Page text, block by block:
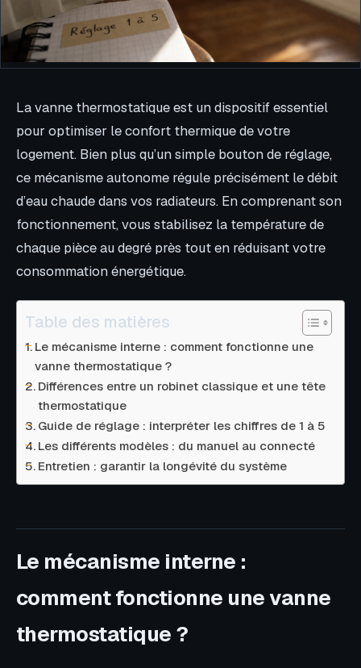
La vanne thermostatique est un dispositif essentiel
pour optimiser le confort thermique de votre
logement. Bien plus qu’un simple bouton de réglage,
ce mécanisme autonome régule précisément le débit
d’eau chaude dans vos radiateurs. En comprenant son
fonctionnement, vous stabilisez la température de
chaque pièce au degré près tout en réduisant votre
consommation énergétique.
Table des matières
Le mécanisme interne : comment fonctionne une
vanne thermostatique ?
Différences entre un robinet classique et une tête
thermostatique
Guide de réglage : interpréter les chiffres de 1 à 5
Les différents modèles : du manuel au connecté
Entretien : garantir la longévité du système
Le mécanisme interne :
comment fonctionne une vanne
thermostatique ?